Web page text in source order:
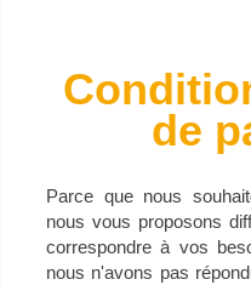
de
Parce que nous
nous vous proposons
correspondre à vos
nous n'avons pas